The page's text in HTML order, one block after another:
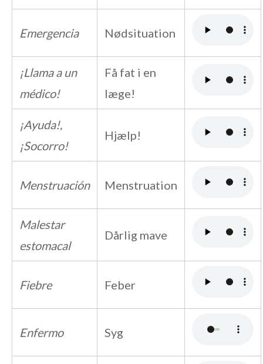
Emergencia Nødsituation
¡Llama a un
médico!
Få fat i en
læge!
¡Ayuda!,
¡Socorro!
Hjælp!
Menstruación Menstruation
Malestar
estomacal
Dårlig mave
Fiebre Feber
Enfermo Syg